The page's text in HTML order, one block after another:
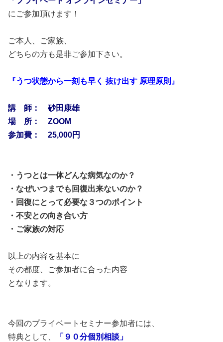
にご参加頂けます！
ご本人、ご家族、
どちらの方も是非ご参加下さい。
『うつ状態から一刻も早く 抜け出す 原理原則 』
講 師： 砂田康雄
場 所： ZOOM
参加費： 25,000円
・うつとは一体どんな病気なのか？
・なぜいつまでも回復出来ないのか？
・回復にとって必要な３つのポイント
・不安との向き合い方
・ご家族の対応
以上の内容を基本に
その都度、ご参加者に合った内容
となります。
今回のプライベートセミナー参加者には、
特典として、
「９０分個別相談」